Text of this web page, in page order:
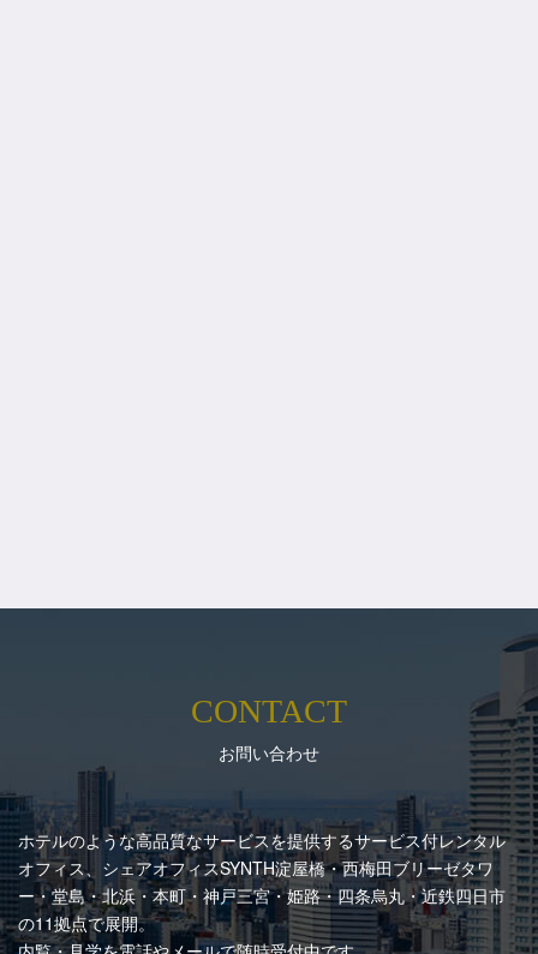
CONTACT
お問い合わせ
ホテルのような高品質なサービスを提供するサービス付レンタル
オフィス、シェアオフィスSYNTH淀屋橋・西梅田ブリーゼタワ
ー・堂島・北浜・本町・神戸三宮・姫路・四条烏丸・近鉄四日市
の11拠点で展開。